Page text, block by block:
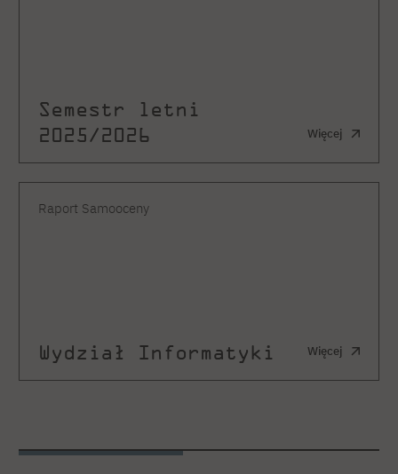
Semestr letni
2025/2026
Więcej
Raport Samooceny
Wydział Informatyki Więcej